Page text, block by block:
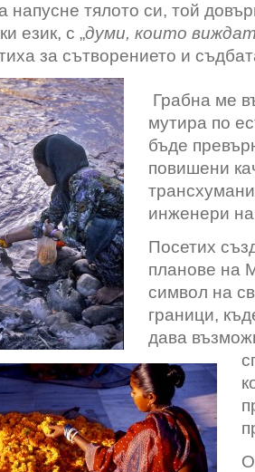
напусне тялото си, той
език, с „думи, които
за сътворението и
Грабна ме
мутира по
бъде
повишени
инженери
Посетих
планове на
символ на
граници,
дава